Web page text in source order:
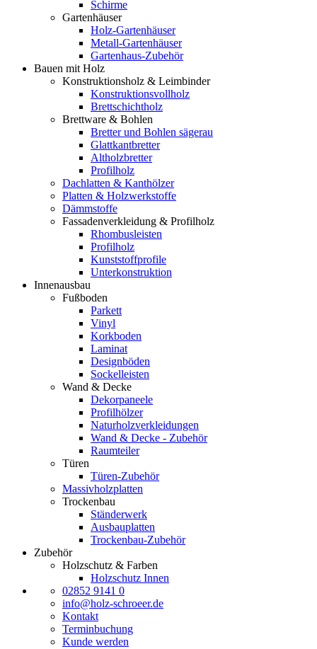
Schirme
Gartenhäuser
Holz-Gartenhäuser
Metall-Gartenhäuser
Gartenhaus-Zubehör
Bauen mit Holz
Konstruktionsholz & Leimbinder
Konstruktionsvollholz
Brettschichtholz
Brettware & Bohlen
Bretter und Bohlen sägerau
Glattkantbretter
Altholzbretter
Profilholz
Dachlatten & Kanthölzer
Platten & Holzwerkstoffe
Dämmstoffe
Fassadenverkleidung & Profilholz
Rhombusleisten
Profilholz
Kunststoffprofile
Unterkonstruktion
Innenausbau
Fußboden
Parkett
Vinyl
Korkboden
Laminat
Designböden
Sockelleisten
Wand & Decke
Dekorpaneele
Profilhölzer
Naturholzverkleidungen
Wand & Decke - Zubehör
Raumteiler
Türen
Türen-Zubehör
Massivholzplatten
Trockenbau
Ständerwerk
Ausbauplatten
Trockenbau-Zubehör
Zubehör
Holzschutz & Farben
Holzschutz Innen
02852 9141 0
info@holz-schroeer.de
Kontakt
Terminbuchung
Kunde werden